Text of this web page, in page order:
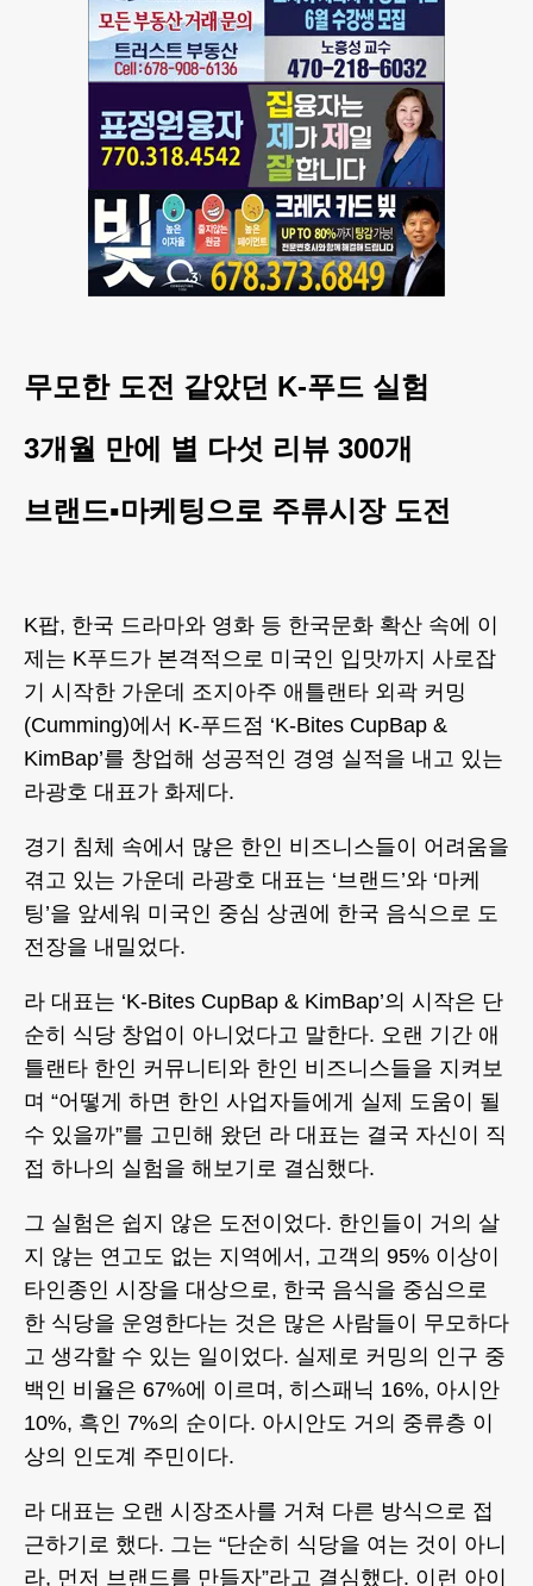
무모한 도전 같았던 K-푸드 실험
3개월 만에 별 다섯 리뷰 300개
브랜드▪마케팅으로 주류시장 도전
K팝, 한국 드라마와 영화 등 한국문화 확산 속에 이
제는 K푸드가 본격적으로 미국인 입맛까지 사로잡
기 시작한 가운데 조지아주 애틀랜타 외곽 커밍
(Cumming)에서 K-푸드점 ‘K-Bites CupBap &
KimBap’를 창업해 성공적인 경영 실적을 내고 있는
라광호 대표가 화제다.
경기 침체 속에서 많은 한인 비즈니스들이 어려움을
겪고 있는 가운데 라광호 대표는 ‘브랜드’와 ‘마케
팅’을 앞세워 미국인 중심 상권에 한국 음식으로 도
전장을 내밀었다.
라 대표는 ‘K-Bites CupBap & KimBap’의 시작은 단
순히 식당 창업이 아니었다고 말한다. 오랜 기간 애
틀랜타 한인 커뮤니티와 한인 비즈니스들을 지켜보
며 “어떻게 하면 한인 사업자들에게 실제 도움이 될
수 있을까”를 고민해 왔던 라 대표는 결국 자신이 직
접 하나의 실험을 해보기로 결심했다.
그 실험은 쉽지 않은 도전이었다. 한인들이 거의 살
지 않는 연고도 없는 지역에서, 고객의 95% 이상이
타인종인 시장을 대상으로, 한국 음식을 중심으로
한 식당을 운영한다는 것은 많은 사람들이 무모하다
고 생각할 수 있는 일이었다. 실제로 커밍의 인구 중
백인 비율은 67%에 이르며, 히스패닉 16%, 아시안
10%, 흑인 7%의 순이다. 아시안도 거의 중류층 이
상의 인도계 주민이다.
라 대표는 오랜 시장조사를 거쳐 다른 방식으로 접
근하기로 했다. 그는 “단순히 식당을 여는 것이 아니
라, 먼저 브랜드를 만들자”라고 결심했다. 이런 아이